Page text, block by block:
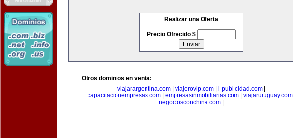
Realizar una Oferta
Precio Ofrecido $
Otros dominios en venta:
viajarargentina.com| viajerovip.com| i-publicidad.com|
capacitacionempresas.com| empresasinmobiliarias.com| viajaruruguay.com|
negociosconchina.com